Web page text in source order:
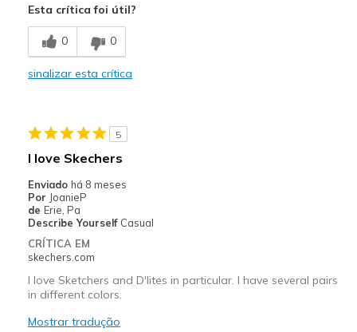
Breathe Well
Comfortable
Casual Wear
Width
Sizing
Feels true to size
Esta crítica foi útil?
0 0
sinalizar esta crítica
5
I love Skechers
Enviado há 8 meses
Por JoanieP
de Erie, Pa
Describe Yourself Casual
CRÍTICA EM
skechers.com
I love Sketchers and D'lites in particular. I have several pairs
in different colors.
Mostrar tradução